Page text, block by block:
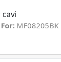
MF08205BK